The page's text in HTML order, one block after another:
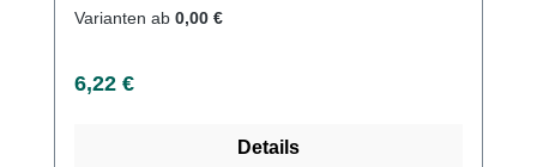
DruckstellenReinigung von
Baumwolle 17-fädiges Baumwollgewebe und
14079Eigenschaften:sterilein gesiegelt zu je
Varianten ab 0,00 €
Regulärer Preis:
6,22 €
Details